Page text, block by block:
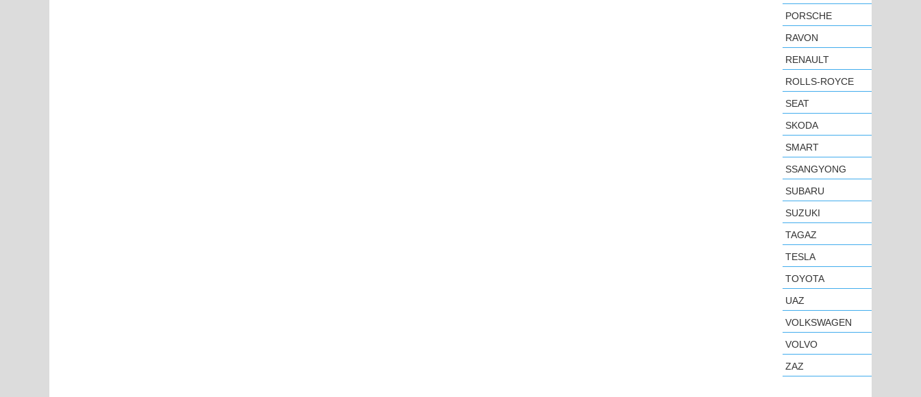
PORSCHE
RAVON
RENAULT
ROLLS-ROYCE
SEAT
SKODA
SMART
SSANGYONG
SUBARU
SUZUKI
TAGAZ
TESLA
TOYOTA
UAZ
VOLKSWAGEN
VOLVO
ZAZ